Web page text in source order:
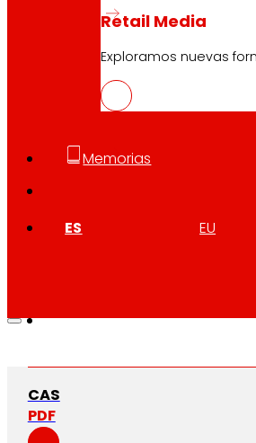
Retail Media
Exploramos nuevas
Memorias
ES EU
CAS
PDF